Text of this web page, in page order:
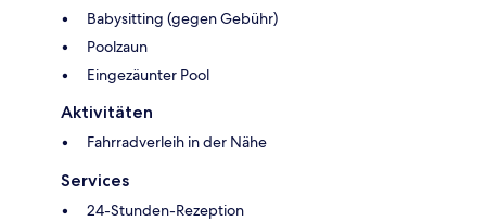
Babysitting (gegen Gebühr)
Poolzaun
Eingezäunter Pool
Aktivitäten
Fahrradverleih in der Nähe
Services
24-Stunden-Rezeption